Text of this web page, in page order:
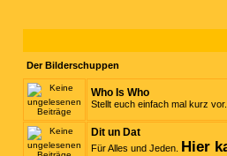
Der Bilderschuppen
Who Is Who
Stellt euch einfach mal kurz
Dit un Dat
Für Alles und Jeden. Hier